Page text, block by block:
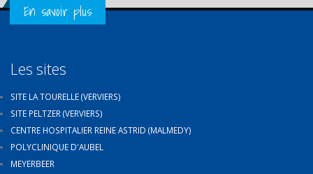
Get in Touch
En savoir plus
Les sites
SITE LA TOURELLE (VERVIERS)
SITE PELTZER (VERVIERS)
CENTRE HOSPITALIER REINE ASTRID (MALMEDY)
POLYCLINIQUE D'AUBEL
MEYERBEER